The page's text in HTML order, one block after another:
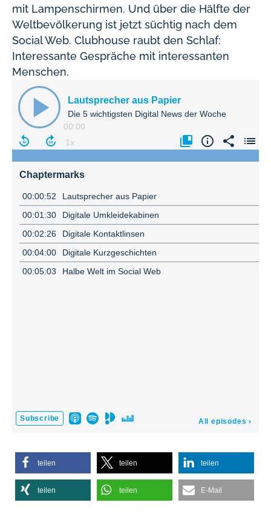
mit Lampenschirmen. Und über die Hälfte der
Weltbevölkerung ist jetzt süchtig nach dem
Social Web. Clubhouse raubt den Schlaf:
Interessante Gespräche mit interessanten
Menschen.
teilen teilen teilen
teilen teilen E-Mail